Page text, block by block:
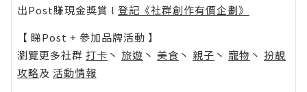
出Post賺現金獎賞 l 登記《社群創作有價企劃》
【 睇Post + 參加品牌活動 】
瀏覽更多社群 打卡 丶 旅遊 丶 美食 丶 親子 丶 寵物 丶 扮靚
攻略及 活動情報